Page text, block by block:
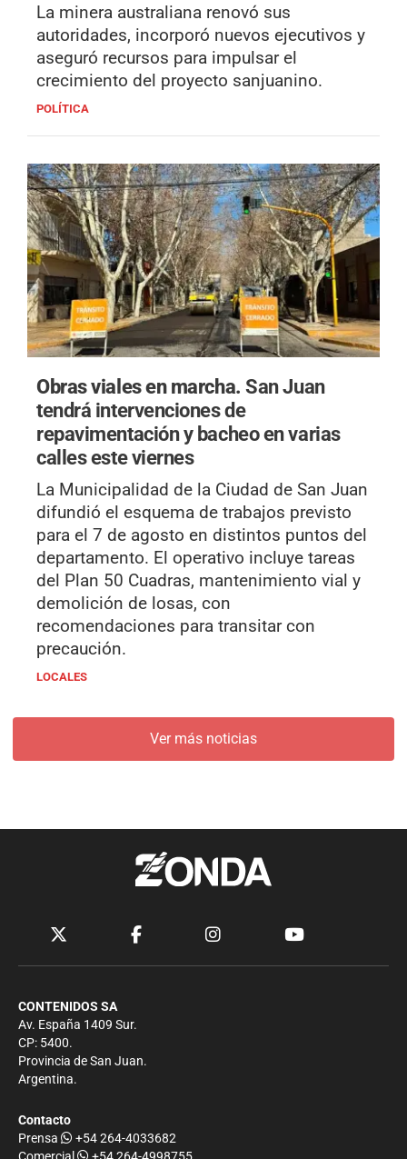
La minera australiana renovó sus
autoridades, incorporó nuevos ejecutivos y
aseguró recursos para impulsar el
crecimiento del proyecto sanjuanino.
POLÍTICA
Obras viales en marcha.San Juan
tendrá intervenciones de
repavimentación y bacheo en varias
calles este viernes
La Municipalidad de la Ciudad de San Juan
difundió el esquema de trabajos previsto
para el 7 de agosto en distintos puntos del
departamento. El operativo incluye tareas
del Plan 50 Cuadras, mantenimiento vial y
demolición de losas, con
recomendaciones para transitar con
precaución.
LOCALES
Ver más noticias
CONTENIDOS SA
Av. España 1409 Sur.
CP: 5400.
Provincia de San Juan.
Argentina.
Contacto
Prensa
+54 264-4033682